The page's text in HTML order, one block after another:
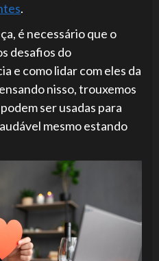
.
é necessário que o
desafios do
e como lidar com eles da
nisso, trouxemos
ser usadas para
mesmo estando